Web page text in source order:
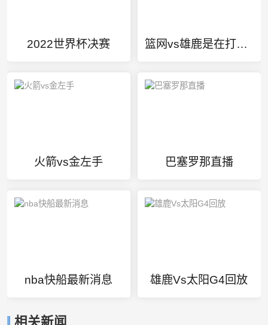
2022世界杯决赛 篮网vs雄鹿是在打假球吗
火箭vs金左手 巴塞罗那直播
nba快船最新消息 雄鹿Vs太阳G4回放